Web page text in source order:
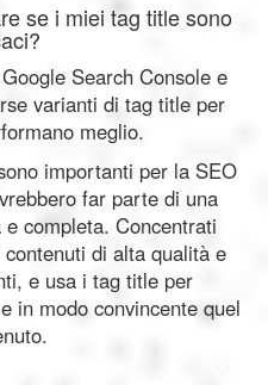
se i miei tag title sono
Search Console e
varianti di tag title per
meglio.
importanti per la SEO
far parte di una
completa. Concentrati
di alta qualità e
e usa i tag title per
in modo convincente quel